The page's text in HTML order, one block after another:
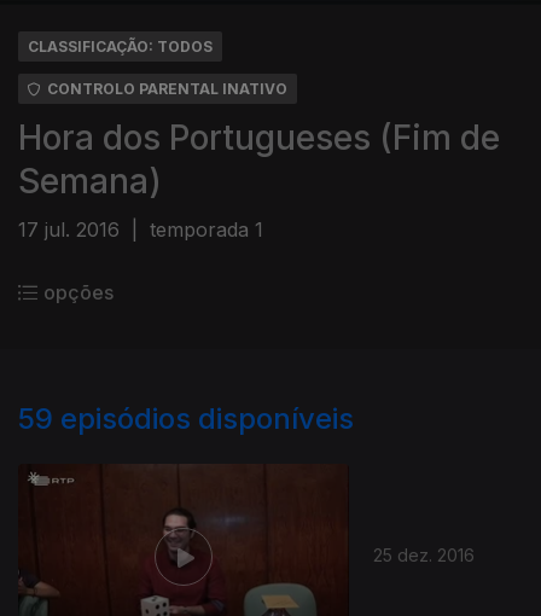
CLASSIFICAÇÃO: TODOS
CONTROLO PARENTAL INATIVO
Hora dos Portugueses (Fim de
Semana)
17 jul. 2016 temporada 1
opções
59 episódios disponíveis
25 dez. 2016